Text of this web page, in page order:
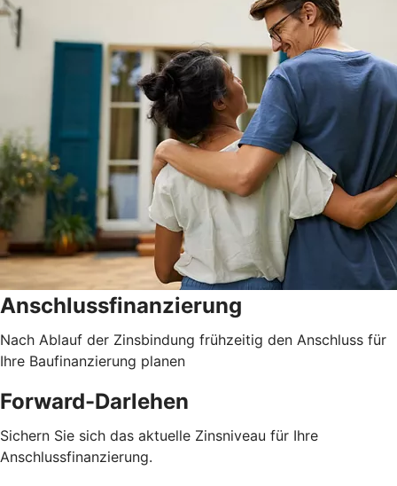
Anschlussfinanzierung
Nach Ablauf der Zinsbindung frühzeitig den Anschluss für
Ihre Baufinanzierung planen
Forward-Darlehen
Sichern Sie sich das aktuelle Zinsniveau für Ihre
Anschlussfinanzierung.